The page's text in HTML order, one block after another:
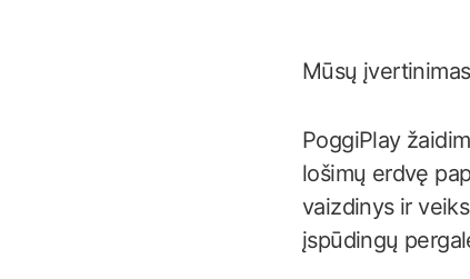
Mūsų
PoggiPlay
lošimų erdvę
vaizdinys ir
įspūdingų